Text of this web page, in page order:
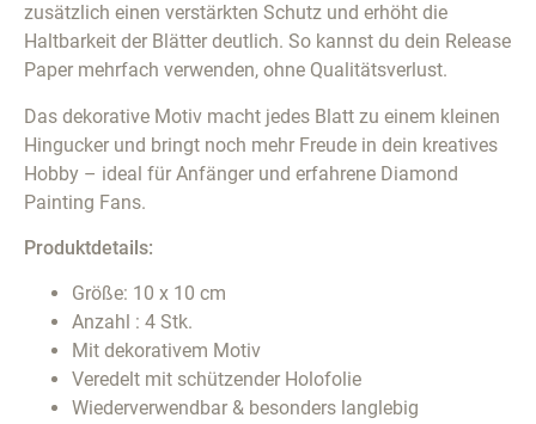
zusätzlich einen verstärkten Schutz und erhöht die
Haltbarkeit der Blätter deutlich. So kannst du dein Release
Paper mehrfach verwenden, ohne Qualitätsverlust.
Das dekorative Motiv macht jedes Blatt zu einem kleinen
Hingucker und bringt noch mehr Freude in dein kreatives
Hobby – ideal für Anfänger und erfahrene Diamond
Painting Fans.
Produktdetails:
Größe: 10 x 10 cm
Anzahl : 4 Stk.
Mit dekorativem Motiv
Veredelt mit schützender Holofolie
Wiederverwendbar & besonders langlebig